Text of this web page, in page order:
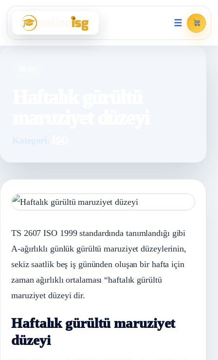
☰
Kategori:
TS 2607 ISO 1999 standardında tanımlandığı gibi
A-ağırlıklı günlük gürültü maruziyet düzeylerinin,
sekiz saatlik beş iş gününden oluşan bir hafta için
zaman ağırlıklı ortalaması “haftalık gürültü
maruziyet düzeyi dir.
Haftalık gürültü maruziyet
düzeyi